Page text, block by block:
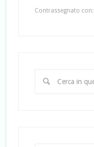
Contrassegnato con: